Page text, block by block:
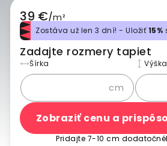
39 €/m²
Zostáva už len 3 dní! - Uložiť15%
Zadajte rozmery tapiet
Šírka
cm
Výška
Zobraziť cenu a
Pridajte 7-10 cm